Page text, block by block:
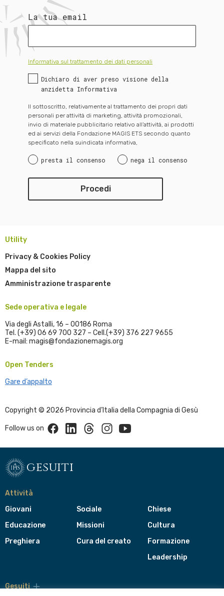
La tua email
Informativa sul trattamento dei dati personali
Dichiaro di aver preso visione della
anzidetta Informativa
Il sottoscritto, relativamente al trattamento dei propri dati
personali per attività di marketing, attività promozionali,
invio di materiale pubblicitario relativo all’attività, ai prodotti
ed ai servizi della Fondazione MAGIS ETS secondo quanto
specificato nella suindicata informativa,
presta il consenso nega il consenso
Utility
Privacy & Cookies Policy
Mappa del sito
Amministrazione trasparente
Sede operativa e legale
Via degli Astalli, 16 – 00186 Roma
Tel. (+39) 06 69 700 327 – Cell.(+39) 376 227 9655
E-mail: magis@fondazionemagis.org
Open Tenders
Gare d’appalto
Copyright © 2026 Provincia d’Italia della Compagnia di Gesù
Follow us on FacebookLinkedinThreadsInstagramYoutube
gesuiti
Attività
Giovani
Educazione
Preghiera
Sociale
Missioni
Cura del creato
Chiese
Cultura
Formazione
Leadership
Gesuiti